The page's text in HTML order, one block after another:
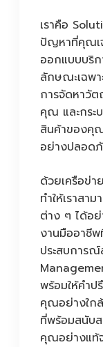
เราคือ
ปัญหาที่คุณเ
ออกแบบบริก
ลักษณะเฉพา
การจัดหาวั
คุณ และกระ
สินค้าของคุณ
อย่างปลอด
ด้วยเครือข่า
ทำให้เราสา
ต่าง ๆ ได้อย่
งานมืออาชีพ
ประสบการ
พร้อมให้คำป
คุณอย่างใก
ที่พร้อมสนับ
คุณอย่างแท้